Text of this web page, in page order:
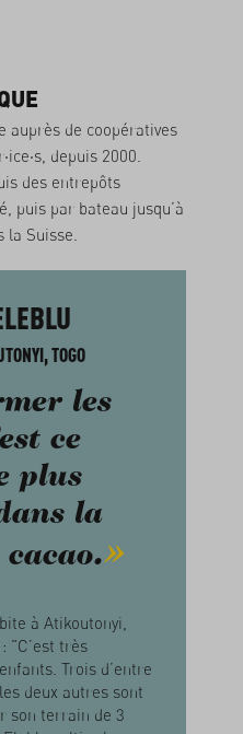
auprès de coopératives
depuis 2000.
des entrepôts
puis par bateau jusqu’à
Suisse.
TOGO
les
ce
plus
la
à Atikoutonyi,
"C’est très
Trois d’entre
deux autres sont
son terrain de 3